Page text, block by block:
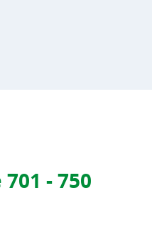
- 750